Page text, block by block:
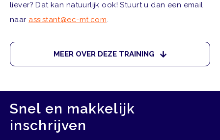
liever? Dat kan natuurlijk ook! Stuurt u dan een email
naar assistant@ec-mt.com.
MEER OVER DEZE TRAINING
Snel en makkelijk
inschrijven